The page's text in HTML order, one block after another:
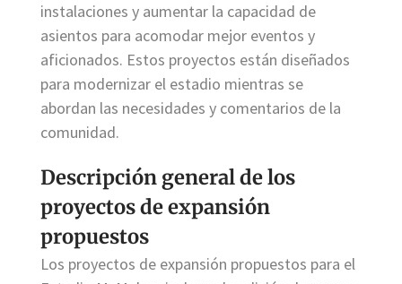
instalaciones y aumentar la capacidad de
asientos para acomodar mejor eventos y
aficionados. Estos proyectos están diseñados
para modernizar el estadio mientras se
abordan las necesidades y comentarios de la
comunidad.
Descripción general de los
proyectos de expansión
propuestos
Los proyectos de expansión propuestos para el